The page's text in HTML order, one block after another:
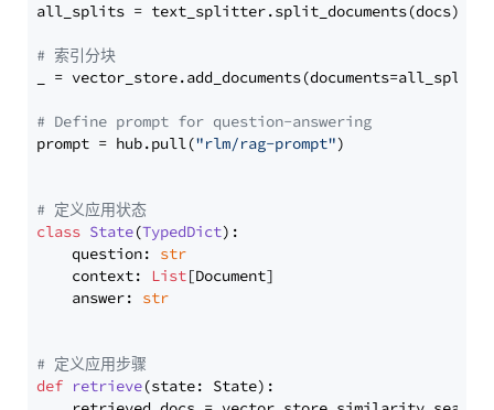
all_splits = text_splitter.split_documents(docs)
# 索引分块
_ = vector_store.add_documents(documents=all_splits)
# Define prompt for question-answering
prompt = hub.pull("rlm/rag-prompt")
# 定义应用状态
class State(TypedDict):
    question:
str
    context:
List[Document]
    answer:
str
# 定义应用步骤
def retrieve(state: State):